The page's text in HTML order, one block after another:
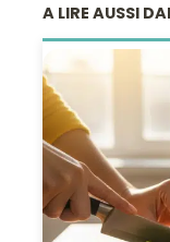
A LIRE AUSSI